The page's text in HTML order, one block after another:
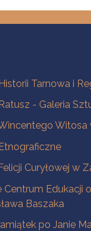
Tarnowa i
- Galeria
Witosa
Curyłowej w
Centrum Edukacji
Baszaka
po Janie